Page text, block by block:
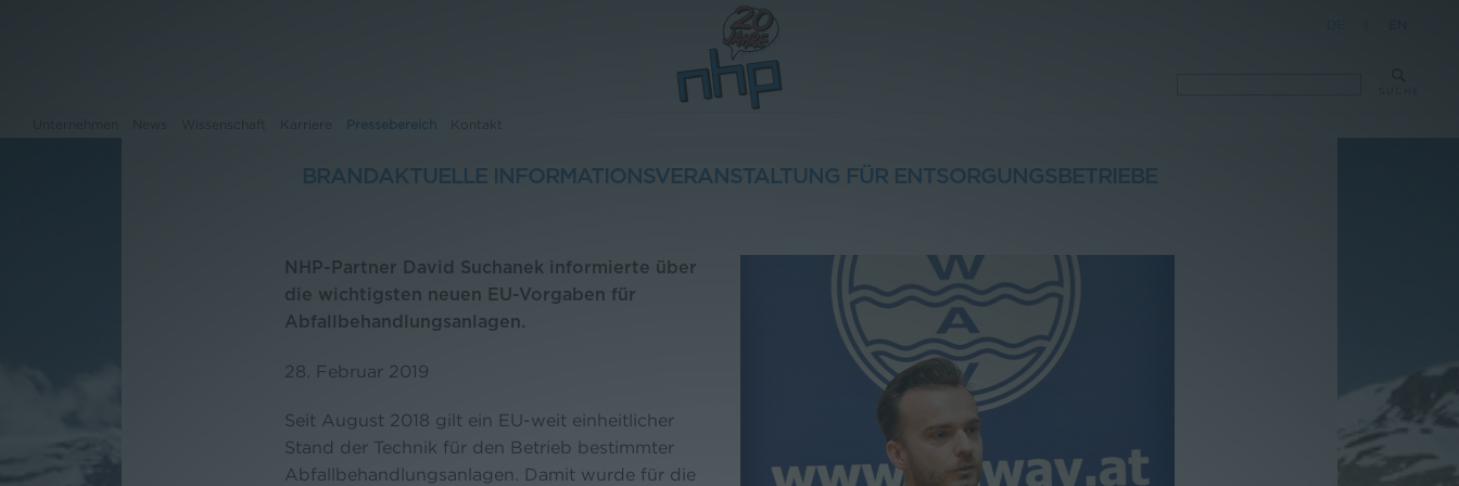
Pressebereich Kontakt
BRANDAKTUELLE INFORMATIONSVERANSTALTUNG FÜR ENTSORGUNGSBETRIEBE
NHP-Partner David Suchanek informierte über
die wichtigsten neuen EU-Vorgaben für
Abfallbehandlungsanlagen.
28. Februar 2019
Seit August 2018 gilt ein EU-weit einheitlicher
Stand der Technik für den Betrieb bestimmter
Abfallbehandlungsanlagen. Damit wurde für die